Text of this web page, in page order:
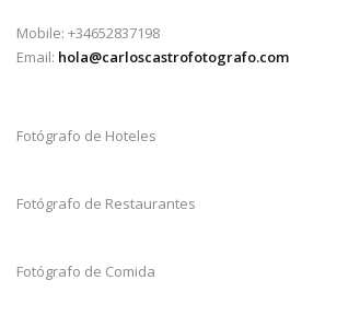
Mobile: +34652837198
Email: hola@carloscastrofotografo.com
Fotógrafo de Hoteles
Fotógrafo de Restaurantes
Fotógrafo de Comida